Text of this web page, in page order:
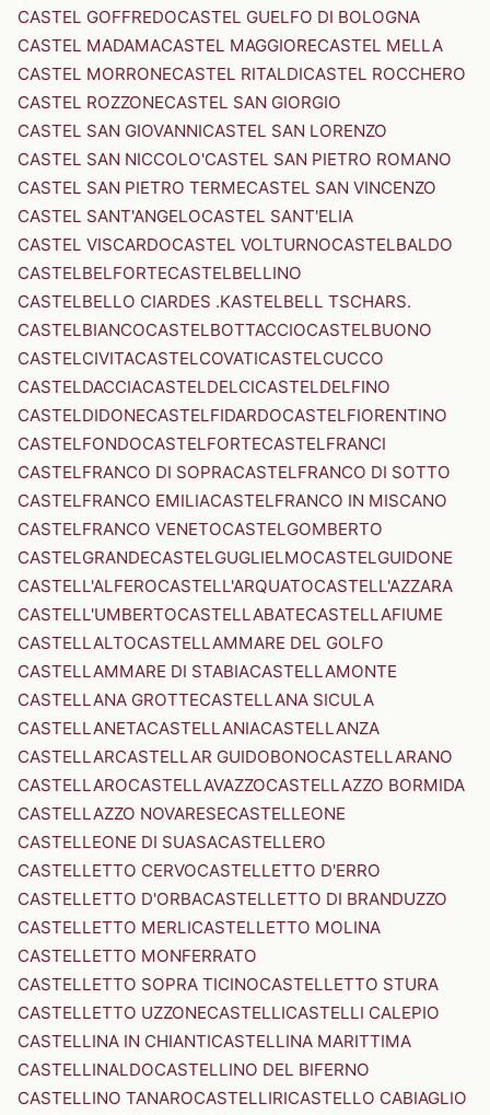
CASTEL GOFFREDOCASTEL GUELFO DI BOLOGNA
CASTEL MADAMACASTEL MAGGIORECASTEL MELLA
CASTEL MORRONECASTEL RITALDICASTEL ROCCHERO
CASTEL ROZZONECASTEL SAN GIORGIO
CASTEL SAN GIOVANNICASTEL SAN LORENZO
CASTEL SAN NICCOLO'CASTEL SAN PIETRO ROMANO
CASTEL SAN PIETRO TERMECASTEL SAN VINCENZO
CASTEL SANT'ANGELOCASTEL SANT'ELIA
CASTEL VISCARDOCASTEL VOLTURNOCASTELBALDO
CASTELBELFORTECASTELBELLINO
CASTELBELLO CIARDES .KASTELBELL TSCHARS.
CASTELBIANCOCASTELBOTTACCIOCASTELBUONO
CASTELCIVITACASTELCOVATICASTELCUCCO
CASTELDACCIACASTELDELCICASTELDELFINO
CASTELDIDONECASTELFIDARDOCASTELFIORENTINO
CASTELFONDOCASTELFORTECASTELFRANCI
CASTELFRANCO DI SOPRACASTELFRANCO DI SOTTO
CASTELFRANCO EMILIACASTELFRANCO IN MISCANO
CASTELFRANCO VENETOCASTELGOMBERTO
CASTELGRANDECASTELGUGLIELMOCASTELGUIDONE
CASTELL'ALFEROCASTELL'ARQUATOCASTELL'AZZARA
CASTELL'UMBERTOCASTELLABATECASTELLAFIUME
CASTELLALTOCASTELLAMMARE DEL GOLFO
CASTELLAMMARE DI STABIACASTELLAMONTE
CASTELLANA GROTTECASTELLANA SICULA
CASTELLANETACASTELLANIACASTELLANZA
CASTELLARCASTELLAR GUIDOBONOCASTELLARANO
CASTELLAROCASTELLAVAZZOCASTELLAZZO BORMIDA
CASTELLAZZO NOVARESECASTELLEONE
CASTELLEONE DI SUASACASTELLERO
CASTELLETTO CERVOCASTELLETTO D'ERRO
CASTELLETTO D'ORBACASTELLETTO DI BRANDUZZO
CASTELLETTO MERLICASTELLETTO MOLINA
CASTELLETTO MONFERRATO
CASTELLETTO SOPRA TICINOCASTELLETTO STURA
CASTELLETTO UZZONECASTELLICASTELLI CALEPIO
CASTELLINA IN CHIANTICASTELLINA MARITTIMA
CASTELLINALDOCASTELLINO DEL BIFERNO
CASTELLINO TANAROCASTELLIRICASTELLO CABIAGLIO